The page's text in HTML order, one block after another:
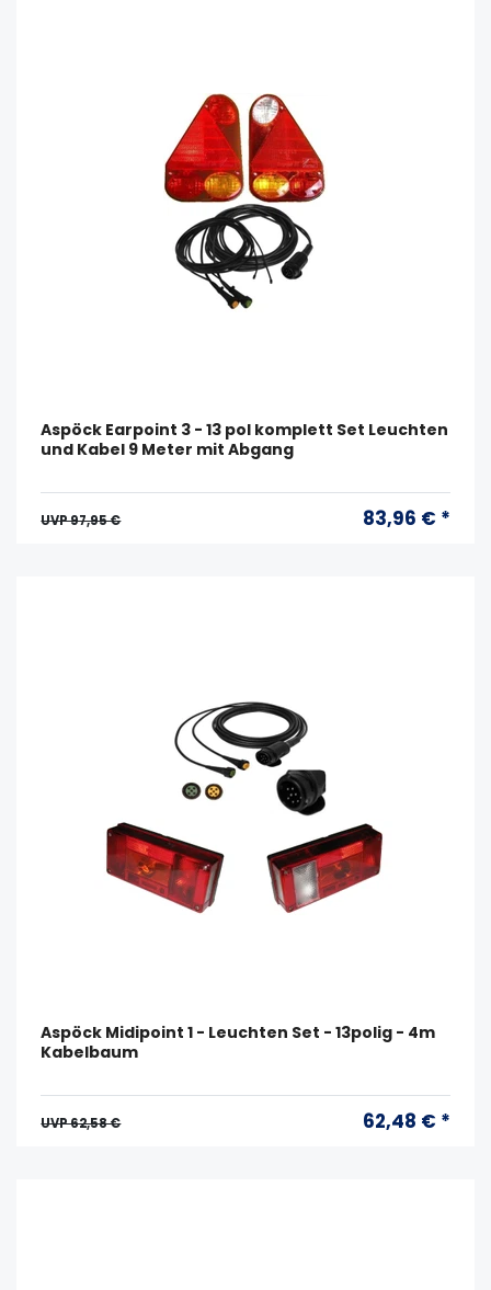
Aspöck Earpoint 3 - 13 pol komplett Set Leuchten
und Kabel 9 Meter mit Abgang
UVP 97,95 € 83,96 € *
Aspöck Midipoint 1 - Leuchten Set - 13polig - 4m
Kabelbaum
UVP 62,58 € 62,48 € *